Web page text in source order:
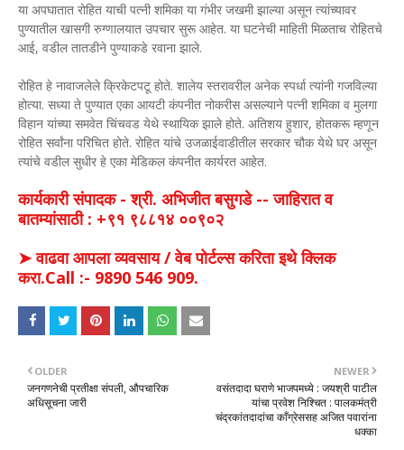
या अपघातात रोहित याची पत्नी शमिका या गंभीर जखमी झाल्या असून त्यांच्यावर
पुण्यातील खासगी रुग्णालयात उपचार सुरू आहेत. या घटनेची माहिती मिळताच रोहितचे
आई, वडील तातडीने पुण्याकडे रवाना झाले.
रोहित हे नावाजलेले क्रिकेटपटू होते. शालेय स्तरावरील अनेक स्पर्धा त्यांनी गजविल्या
होत्या. सध्या ते पुण्यात एका आयटी कंपनीत नोकरीस असल्याने पत्नी शमिका व मुलगा
विहान यांच्या समवेत चिंचवड येथे स्थायिक झाले होते. अतिशय हुशार, होतकरू म्हणून
रोहित सर्वांना परिचित होते. रोहित यांचे उजळाईवाडीतील सरकार चौक येथे घर असून
त्यांचे वडील सुधीर हे एका मेडिकल कंपनीत कार्यरत आहेत.
कार्यकारी संपादक - श्री. अभिजीत बसुगडे -- जाहिरात व
बातम्यांसाठी : +९१ ९८८१४ ००९०२
➤ वाढवा आपला व्यवसाय / वेब पोर्टल्स करिता इथे क्लिक
करा.Call :- 9890 546 909.
NEWER
वसंतदादा घराणे भाजपमध्ये : जयश्री पाटील
यांचा प्रवेश निश्चित : पालकमंत्री
चंद्रकांतदादांचा काँग्रेससह अजित पवारांना
धक्का
OLDER
जनगणनेची प्रतीक्षा संपली, औपचारिक
अधिसूचना जारी